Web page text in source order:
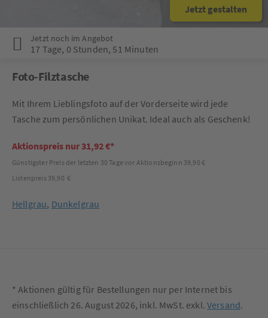
Jetzt gestalten
Jetzt noch im Angebot
17 Tage, 0 Stunden, 51 Minuten
Foto-Filztasche
Mit Ihrem Lieblingsfoto auf der Vorderseite wird jede
Tasche zum persönlichen Unikat. Ideal auch als Geschenk!
Aktionspreis nur 31,92 €*
Günstigster Preis der letzten 30 Tage vor Aktionsbeginn 39,90 €
Listenpreis 39,90 €
Hellgrau, Dunkelgrau
* Aktionen gültig für Bestellungen nur per Internet bis
einschließlich 26. August 2026, inkl. MwSt. exkl.Versand.